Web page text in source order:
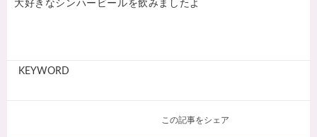
大好きなシンハービールを飲みましたよ
KEYWORD
この記事をシェア